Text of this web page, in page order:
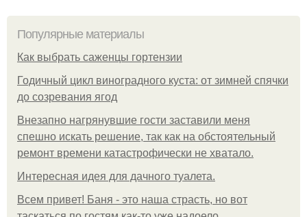
Популярные материалы
Как выбрать саженцы гортензии
Годичный цикл виноградного куста: от зимней спячки
до созревания ягод
Внезапно нагрянувшие гости заставили меня
спешно искать решение, так как на обстоятельный
ремонт времени катастрофически не хватало.
Интересная идея для дачного туалета.
Всем привет! Баня - это наша страсть, но вот